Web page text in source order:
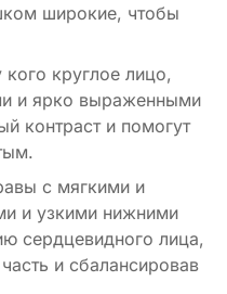
широкие, чтобы
круглое лицо,
и ярко выраженными
контраст и помогут
с мягкими и
и узкими нижними
сердцевидного лица,
и сбалансировав